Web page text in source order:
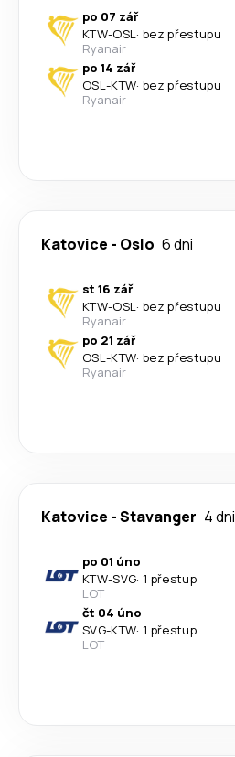
po 07 zář
KTW-OSL· bez přestupu
Ryanair
po 14 zář
OSL-KTW· bez přestupu
Ryanair
Katovice - Oslo 6 dni
st 16 zář
KTW-OSL· bez přestupu
Ryanair
po 21 zář
OSL-KTW· bez přestupu
Ryanair
Katovice -Stavanger 4 dni
po 01 úno
KTW-SVG· 1 přestup
LOT
čt 04 úno
SVG-KTW· 1 přestup
LOT